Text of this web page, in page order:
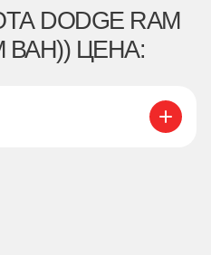
DODGE RAM
ВАН)) ЦЕНА: